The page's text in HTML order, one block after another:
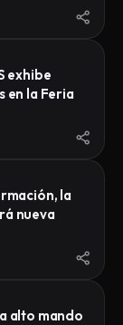
exhibe
en la Feria
la
nueva
alto mando